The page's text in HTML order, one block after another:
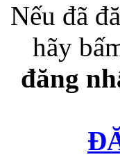
Nếu đã
hãy
đăng